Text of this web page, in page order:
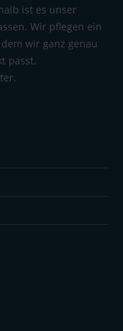
ist es unser
Wir pflegen ein
wir ganz genau
passt.